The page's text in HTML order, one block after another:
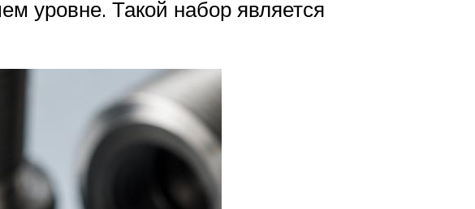
уровне. Такой набор является